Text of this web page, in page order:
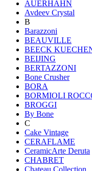
AUERHAHN
Avdeev Crystal
B
Barazzoni
BEAUVILLE
BEECK
BEIJING
BERTAZZONI
Bone Crusher
BORA
BORMIOLI
BROGGI
By Bone
C
Cake Vintage
CERAFLAME
CeramicArte Deruta
CHABRET
Chateau Collection